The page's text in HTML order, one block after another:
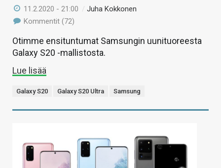
11.2.2020 - 21:00 /Juha Kokkonen
Kommentit (72)
Otimme ensituntumat Samsungin uunituoreesta
Galaxy S20 -mallistosta.
Lue lisää
Galaxy S20 Galaxy S20 Ultra Samsung